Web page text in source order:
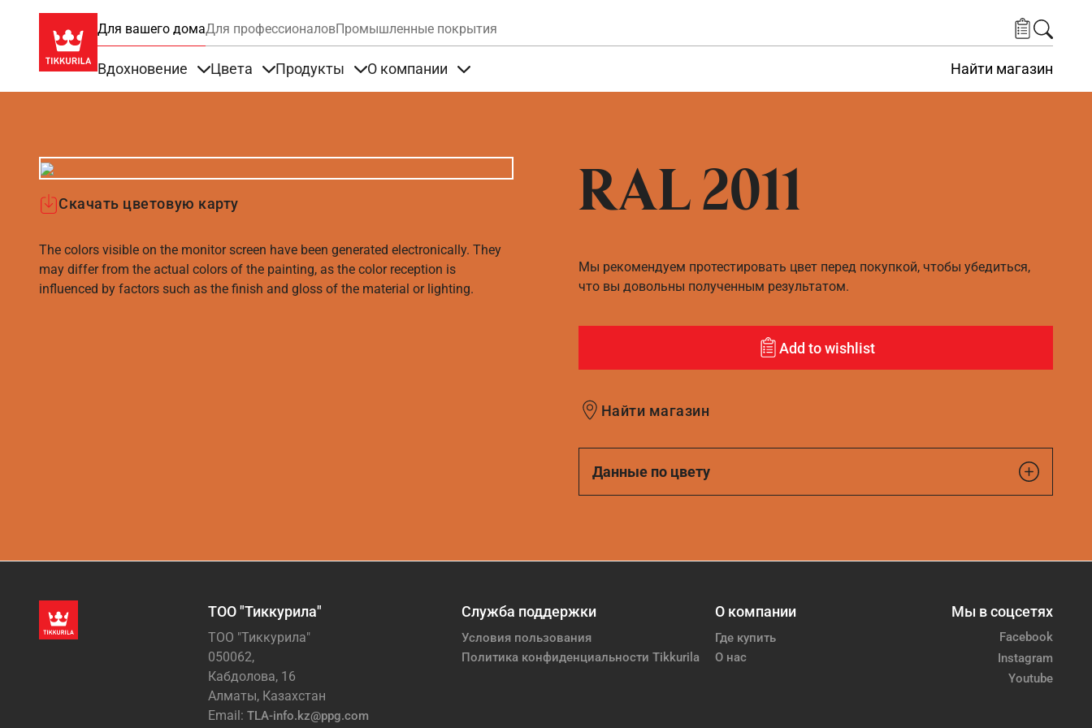
Для вашего домаДля профессионаловПромышленные покрытия
Вдохновение Цвета Продукты О компании Найти магазин
RAL 2011
Скачать цветовую карту
The colors visible on the monitor screen have been generated electronically. They
may differ from the actual colors of the painting, as the color reception is
influenced by factors such as the finish and gloss of the material or lighting.
Мы рекомендуем протестировать цвет перед покупкой, чтобы убедиться,
что вы довольны полученным результатом.
Add to wishlist
Найти магазин
Данные по цвету
ТОО "Тиккурила"
ТОО "Тиккурила"
050062,
Кабдолова, 16
Алматы, Казахстан
Email: TLA-info.kz@ppg.com
Служба поддержки
Условия пользования
Политика конфиденциальности Tikkurila
О компании
Где купить
О нас
Мы в соцсетях
Facebook
Instagram
Youtube